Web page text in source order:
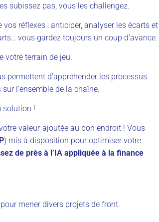
subissez pas, vous les challengez.
vos réflexes : anticiper, analyser les écarts et
vous gardez toujours un coup d’avance.
votre terrain de jeu.
permettent d’appréhender les processus
l’ensemble de la chaîne.
solution !
valeur-ajoutée au bon endroit ! Vous
) mis à disposition pour optimiser votre
de près à l’IA appliquée à la finance
mener divers projets de front.